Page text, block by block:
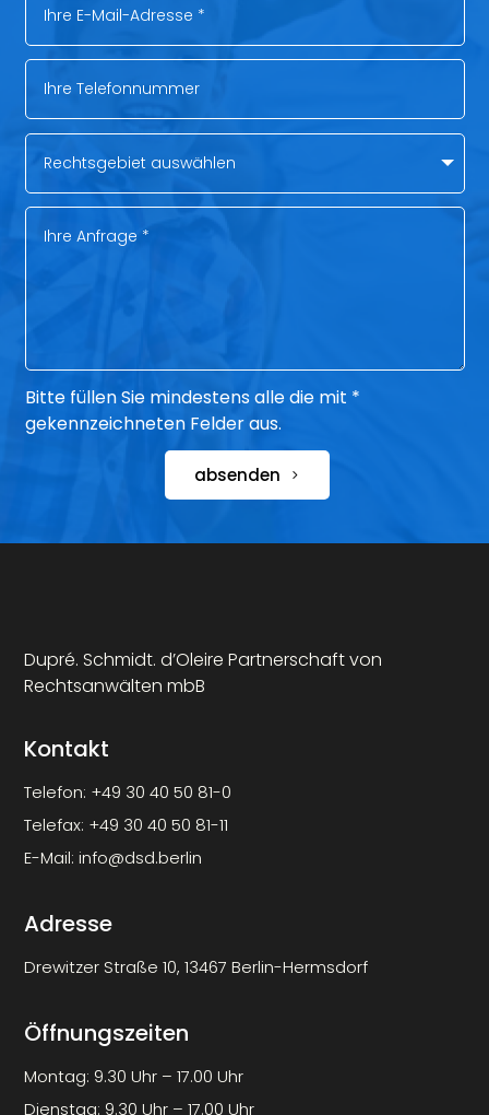
Bitte füllen Sie mindestens alle die mit *
gekennzeichneten Felder aus.
absenden
Dupré. Schmidt. d’Oleire Partnerschaft von
Rechtsanwälten mbB
Kontakt
Telefon: +49 30 40 50 81-0
Telefax: +49 30 40 50 81-11
E-Mail:info@dsd.berlin
Adresse
Drewitzer Straße 10, 13467 Berlin-Hermsdorf
Öffnungszeiten
Montag: 9.30 Uhr – 17.00 Uhr
Dienstag: 9.30 Uhr – 17.00 Uhr